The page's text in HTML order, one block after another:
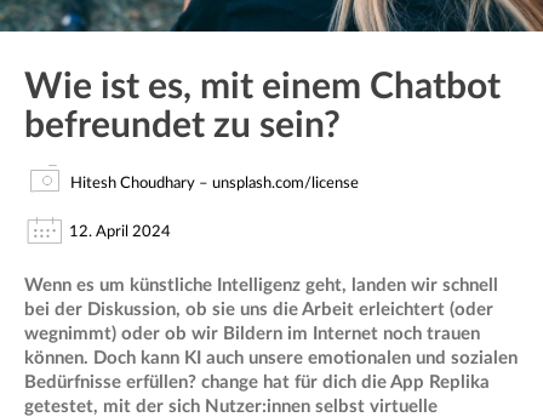
Wie ist es, mit einem Chatbot
befreundet zu sein?
Hitesh Choudhary – unsplash.com/license
12. April 2024
Wenn es um künstliche Intelligenz geht, landen wir schnell
bei der Diskussion, ob sie uns die Arbeit erleichtert (oder
wegnimmt) oder ob wir Bildern im Internet noch trauen
können. Doch kann KI auch unsere emotionalen und sozialen
Bedürfnisse erfüllen? change hat für dich die App Replika
getestet, mit der sich Nutzer:innen selbst virtuelle